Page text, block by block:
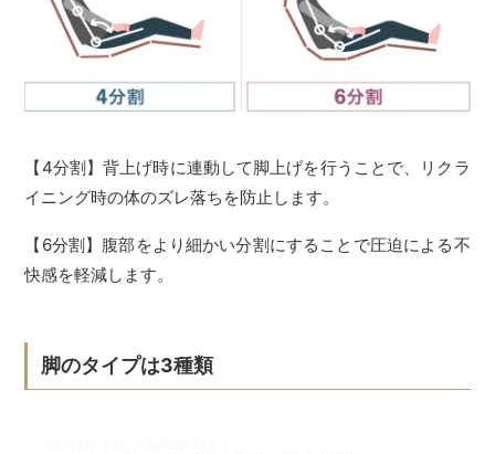
【4分割】背上げ時に連動して脚上げを行うことで、リクラ
イニング時の体のズレ落ちを防止します。
【6分割】腹部をより細かい分割にすることで圧迫による不
快感を軽減します。
脚のタイプは3種類